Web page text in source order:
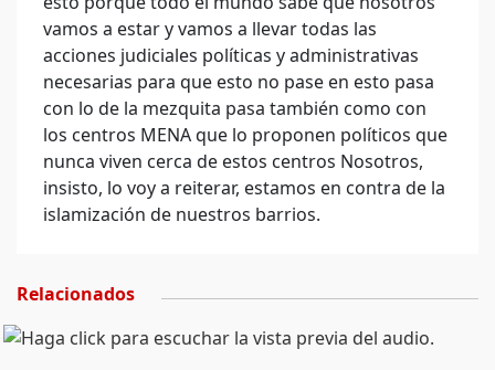
vamos a estar y vamos a llevar todas las
acciones judiciales políticas y administrativas
necesarias para que esto no pase en esto pasa
con lo de la mezquita pasa también como con
los centros MENA que lo proponen políticos que
nunca viven cerca de estos centros Nosotros,
insisto, lo voy a reiterar, estamos en contra de la
islamización de nuestros barrios.
Relacionados